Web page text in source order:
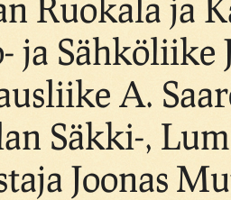
ja Sähköliike
A.
Säkki-,
Joonas